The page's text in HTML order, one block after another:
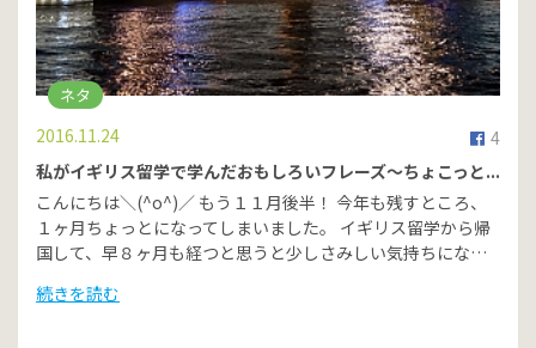
ネタ
4
2016.11.24
私がイギリス留学で学んだおもしろいフレーズ～ちょこっと...
こんにちは＼(^o^)／ もう１１月後半！ 今年も残すところ、
１ヶ月ちょっとになってしまいました。 イギリス留学から帰
国して、早８ヶ月も経つと思うと少しさみしい気持ちにな…
続きを読む